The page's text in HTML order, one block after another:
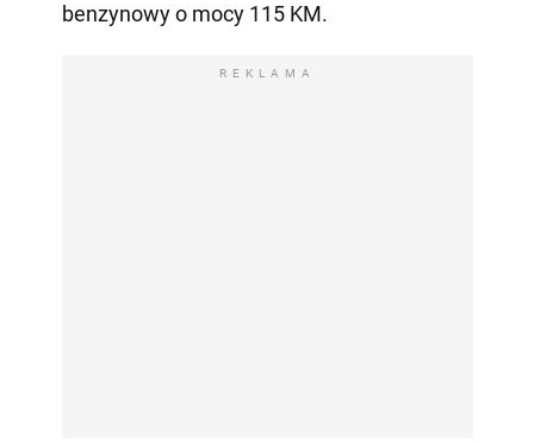
benzynowy o mocy 115 KM.
REKLAMA